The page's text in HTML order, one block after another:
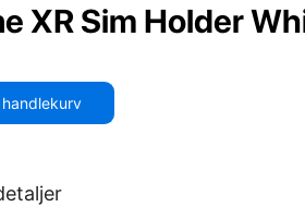
XR Sim Holder